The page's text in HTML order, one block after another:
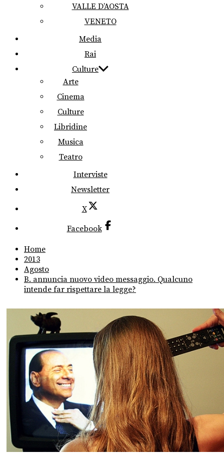
VALLE D’AOSTA
VENETO
Media
Rai
Culture
Arte
Cinema
Culture
Libridine
Musica
Teatro
Interviste
Newsletter
X
Facebook
Home
2013
Agosto
B. annuncia nuovo video messaggio. Qualcuno
intende far rispettare la legge?